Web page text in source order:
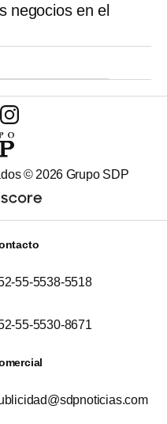
negocios en el
© 2026 Grupo SDP
55-5538-5518
55-5530-8671